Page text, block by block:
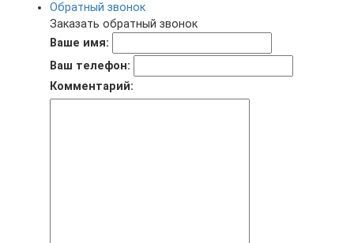
Обратный звонок
Заказать обратный звонок
Ваше имя:
Ваш телефон:
Комментарий: